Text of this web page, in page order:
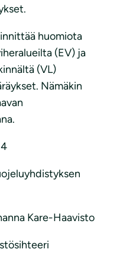
huomiota
(EV) ja
(VL)
Nämäkin
Kare-Haavisto